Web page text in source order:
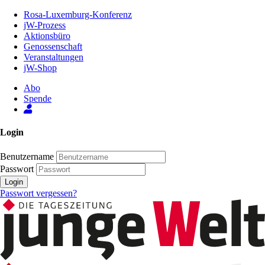
Inhalt
Seite
Rosa-Luxemburg-Konferenz
jW-Prozess
Aktionsbüro
Genossenschaft
Veranstaltungen
jW-Shop
Abo
Spende
Login
Benutzername
Passwort
Login
Passwort vergessen?